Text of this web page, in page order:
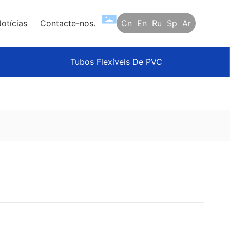
Contacte-nos. Cn En Ru Sp Ar
Tubos Flexíveis De PVC